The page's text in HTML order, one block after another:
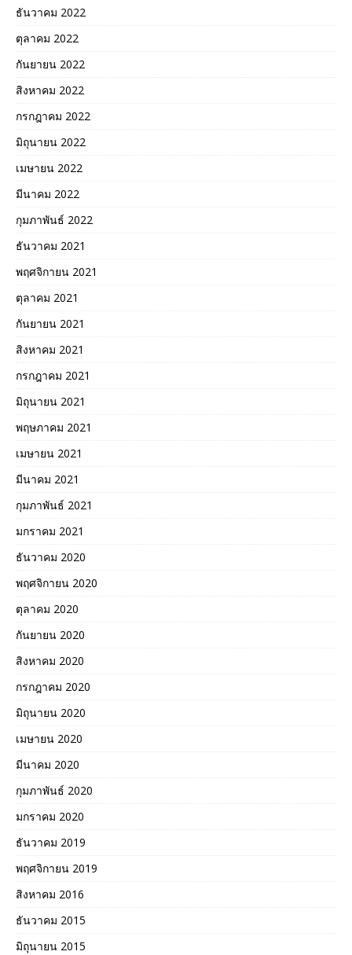
ธันวาคม 2022
ตุลาคม 2022
กันยายน 2022
สิงหาคม 2022
กรกฎาคม 2022
มิถุนายน 2022
เมษายน 2022
มีนาคม 2022
กุมภาพันธ์ 2022
ธันวาคม 2021
พฤศจิกายน 2021
ตุลาคม 2021
กันยายน 2021
สิงหาคม 2021
กรกฎาคม 2021
มิถุนายน 2021
พฤษภาคม 2021
เมษายน 2021
มีนาคม 2021
กุมภาพันธ์ 2021
มกราคม 2021
ธันวาคม 2020
พฤศจิกายน 2020
ตุลาคม 2020
กันยายน 2020
สิงหาคม 2020
กรกฎาคม 2020
มิถุนายน 2020
เมษายน 2020
มีนาคม 2020
กุมภาพันธ์ 2020
มกราคม 2020
ธันวาคม 2019
พฤศจิกายน 2019
สิงหาคม 2016
ธันวาคม 2015
มิถุนายน 2015